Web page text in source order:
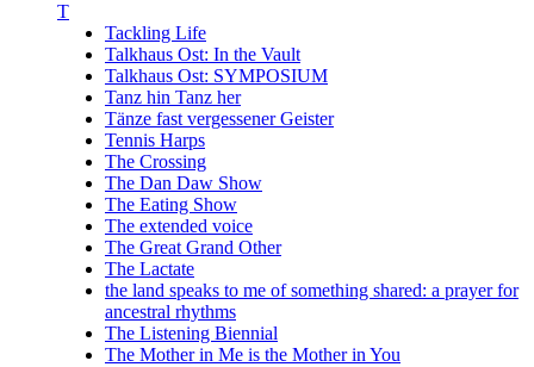
T
Tackling Life
Talkhaus Ost: In the Vault
Talkhaus Ost: SYMPOSIUM
Tanz hin Tanz her
Tänze fast vergessener Geister
Tennis Harps
The Crossing
The Dan Daw Show
The Eating Show
The extended voice
The Great Grand Other
The Lactate
the land speaks to me of something shared: a prayer for
ancestral rhythms
The Listening Biennial
The Mother in Me is the Mother in You